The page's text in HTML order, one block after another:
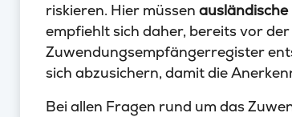
riskieren. Hier müssen
empfiehlt sich daher, bereits vor
Zuwendungsempfängerregister
sich abzusichern, damit die
Bei allen Fragen rund um das